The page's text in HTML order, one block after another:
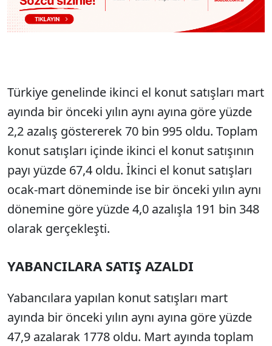
Türkiye genelinde ikinci el konut satışları mart
ayında bir önceki yılın aynı ayına göre yüzde
2,2 azalış göstererek 70 bin 995 oldu. Toplam
konut satışları içinde ikinci el konut satışının
payı yüzde 67,4 oldu. İkinci el konut satışları
ocak-mart döneminde ise bir önceki yılın aynı
dönemine göre yüzde 4,0 azalışla 191 bin 348
olarak gerçekleşti.
YABANCILARA SATIŞ AZALDI
Yabancılara yapılan konut satışları mart
ayında bir önceki yılın aynı ayına göre yüzde
47,9 azalarak 1778 oldu. Mart ayında toplam